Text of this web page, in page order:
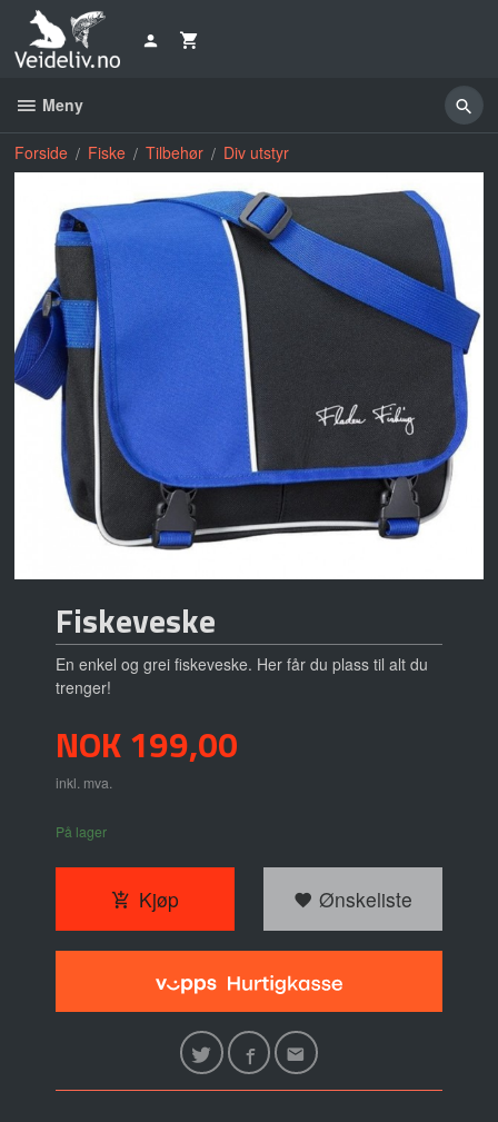
innholdet
Meny
Forside Fiske Tilbehør Div utstyr
Fiskeveske
En enkel og grei fiskeveske. Her får du plass til alt du
trenger!
Pris
NOK199,00
inkl. mva.
På lager
Kjøp Ønskeliste